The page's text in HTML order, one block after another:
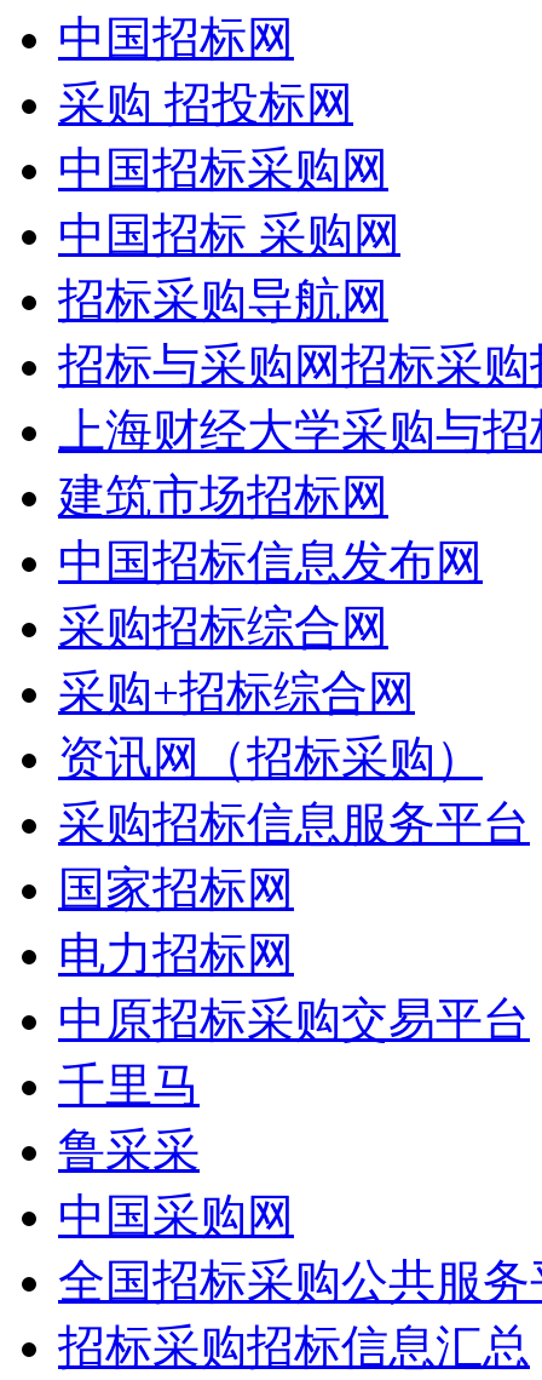
中国招标网
采购 招投标网
中国招标采购网
中国招标 采购网
招标采购导航网
招标与采购网招标采
上海财经大学采购与
建筑市场招标网
中国招标信息发布网
采购招标综合网
采购+招标综合网
资讯网（招标采购）
采购招标信息服务平台
国家招标网
电力招标网
中原招标采购交易平台
千里马
鲁采采
中国采购网
全国招标采购公共服务
招标采购招标信息汇总